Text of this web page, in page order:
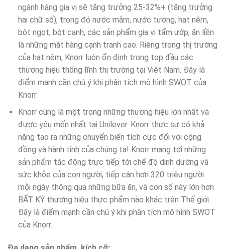
ngành hàng gia vị sẽ tăng trưởng 25-32%+ (tăng trưởng
hai chữ số), trong đó nước mắm, nước tương, hạt nêm,
bột ngọt, bột canh, các sản phẩm gia vị tẩm ướp, ăn liền
là những mặt hàng cạnh tranh cao. Riêng trong thị trường
của hạt nêm, Knorr luôn ổn định trong top đầu các
thương hiệu thống lĩnh thị trường tại Việt Nam. Đây là
điểm mạnh cần chú ý khi phân tích mô hình SWOT của
Knorr.
Knorr cũng là một trong những thương hiệu lớn nhất và
được yêu mến nhất tại Unilever. Knorr thực sự có khả
năng tạo ra những chuyển biến tích cực đối với cộng
đồng và hành tinh của chúng ta! Knorr mang tới những
sản phẩm tác động trực tiếp tới chế độ dinh dưỡng và
sức khỏe của con người, tiếp cận hơn 320 triệu người
mỗi ngày thông qua những bữa ăn, và con số này lớn hơn
BẤT KỲ thương hiệu thực phẩm nào khác trên Thế giới.
Đây là điểm mạnh cần chú ý khi phân tích mô hình SWOT
của Knorr.